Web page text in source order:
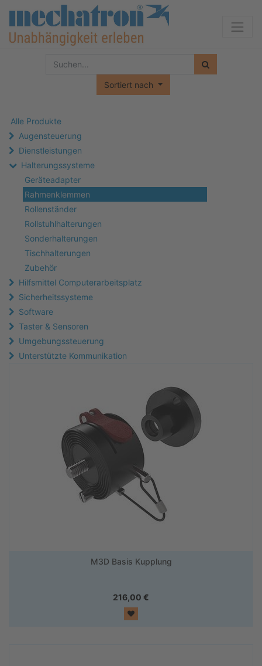
Sortiert nach
Alle Produkte
Augensteuerung
Dienstleistungen
Halterungssysteme
Geräteadapter
Rahmenklemmen
Rollenständer
Rollstuhlhalterungen
Sonderhalterungen
Tischhalterungen
Zubehör
Hilfsmittel Computerarbeitsplatz
Sicherheitssysteme
Software
Taster & Sensoren
Umgebungssteuerung
Unterstützte Kommunikation
M3D Basis Kupplung
216,00 €